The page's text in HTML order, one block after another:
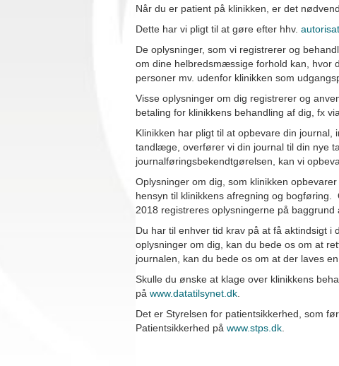
Når du er patient på klinikken, er det
Dette har vi pligt til at gøre efter hhv.
De oplysninger, som vi registrerer og
om dine helbredsmæssige forhold kan, hvor
personer mv. udenfor klinikken som
Visse oplysninger om dig registrerer og
betaling for klinikkens behandling af dig, fx
Klinikken har pligt til at opbevare din
tandlæge, overfører vi din journal til din nye
journalføringsbekendtgørelsen, kan vi
Oplysninger om dig, som klinikken
hensyn til klinikkens afregning og
2018 registreres oplysningerne på
Du har til enhver tid krav på at få aktindsigt
oplysninger om dig, kan du bede os om at
journalen, kan du bede os om at der laves
Skulle du ønske at klage over klinikkens
på www.datatilsynet.dk
Det er Styrelsen for patientsikkerhed, som
Patientsikkerhed på www.stps.dk